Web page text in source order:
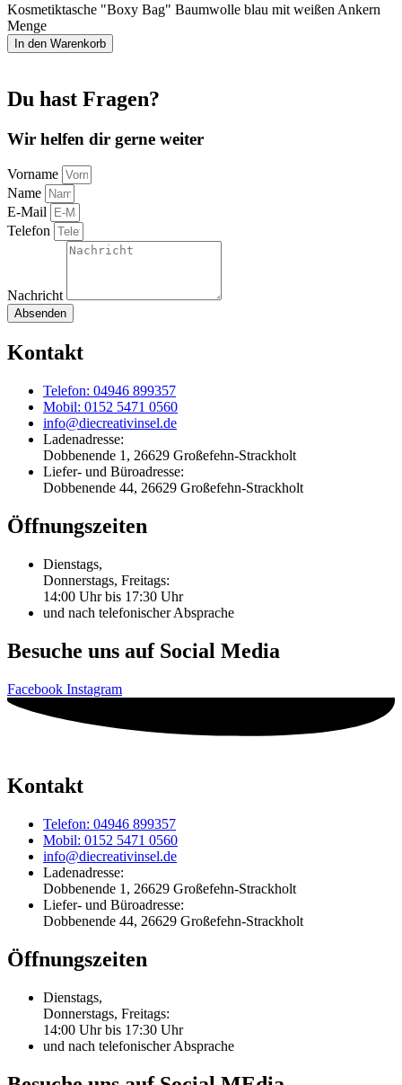
Kosmetiktasche "Boxy Bag" Baumwolle blau mit weißen Ankern
Menge
In den Warenkorb
Du hast Fragen?
Wir helfen dir gerne weiter
Vorname
Name
E-Mail
Telefon
Nachricht
Absenden
Kontakt
Telefon: 04946 899357
Mobil: 0152 5471 0560
info@diecreativinsel.de
Ladenadresse:
Dobbenende 1, 26629 Großefehn-Strackholt
Liefer- und Büroadresse:
Dobbenende 44, 26629 Großefehn-Strackholt
Öffnungszeiten
Dienstags,
Donnerstags, Freitags:
14:00 Uhr bis 17:30 Uhr
und nach telefonischer Absprache
Besuche uns auf Social Media
Facebook Instagram
Kontakt
Telefon: 04946 899357
Mobil: 0152 5471 0560
info@diecreativinsel.de
Ladenadresse:
Dobbenende 1, 26629 Großefehn-Strackholt
Liefer- und Büroadresse:
Dobbenende 44, 26629 Großefehn-Strackholt
Öffnungszeiten
Dienstags,
Donnerstags, Freitags:
14:00 Uhr bis 17:30 Uhr
und nach telefonischer Absprache